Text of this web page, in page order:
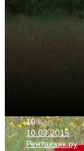
10Мар
10.03.2015
Рентакаяк.ру